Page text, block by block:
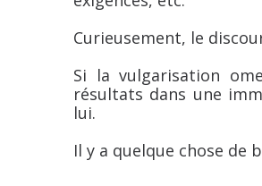
Curieusement, le
Si la vulgarisation
résultats dans une
lui.
Il y a quelque chose de